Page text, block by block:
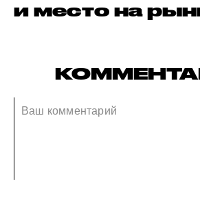
и место на